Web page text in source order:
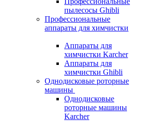
пылесосы Ghibli
Профессиональные
аппараты для химчистки
Аппараты для
химчистки Karcher
Аппараты для
химчистки Ghibli
Однодисковые роторные
машины
Однодисковые
роторные машины
Karcher